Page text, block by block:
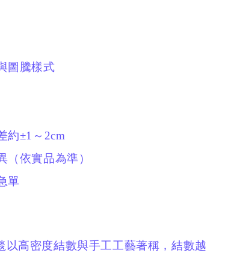
圖騰樣式
約±1～2cm
依實品為準）
單
以高密度結數與手工工藝著稱，結數越